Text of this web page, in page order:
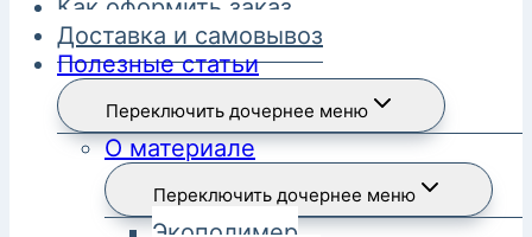
Как оформить заказ
Доставка и самовывоз
Полезные статьи
Переключить дочернее меню
О материале
Переключить дочернее меню